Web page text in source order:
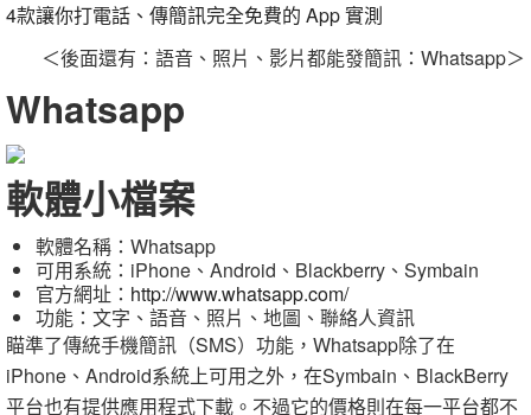
4款讓你打電話、傳簡訊完全免費的 App 實測
＜後面還有：語音、照片、影片都能發簡訊：Whatsapp＞
Whatsapp
軟體小檔案
軟體名稱：Whatsapp
可用系統：iPhone、Android、Blackberry、Symbain
官方網址： http://www.whatsapp.com/
功能：文字、語音、照片、地圖、聯絡人資訊
瞄準了傳統手機簡訊（SMS）功能，Whatsapp除了在
iPhone、Android系統上可用之外，在Symbain、BlackBerry
平台也有提供應用程式下載。不過它的價格則在每一平台都不